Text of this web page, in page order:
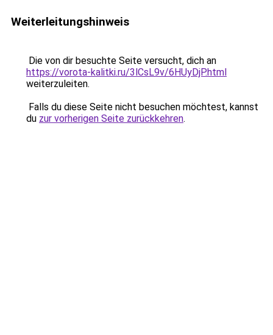
Weiterleitungshinweis
Die von dir besuchte Seite versucht, dich an
https://vorota-kalitki.ru/3lCsL9v/6HUyDjP.html
weiterzuleiten.
Falls du diese Seite nicht besuchen möchtest, kannst
du zur vorherigen Seite zurückkehren.